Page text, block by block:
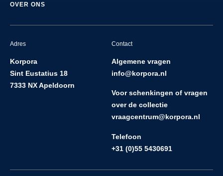
OVER ONS
Adres
Korpora
Sint Eustatius 18
7333 NX Apeldoorn
Contact
Algemene vragen
info@korpora.nl
Voor schenkingen of vragen
over de collectie
vraagcentrum@korpora.nl
Telefoon
+31 (0)55 5430691